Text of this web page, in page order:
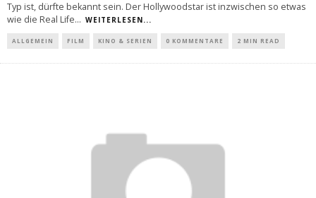
Typ ist, dürfte bekannt sein. Der Hollywoodstar ist inzwischen so etwas
wie die Real Life... WEITERLESEN...
ALLGEMEIN FILM KINO & SERIEN 0 KOMMENTARE 2 MIN READ